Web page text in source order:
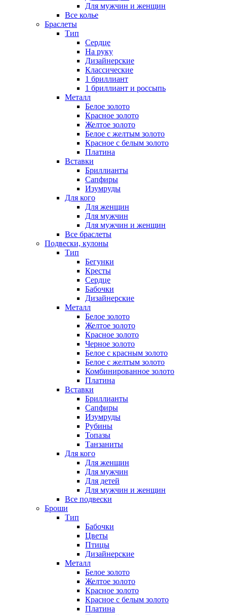
Для мужчин и женщин
Все колье
Браслеты
Тип
Сердце
На руку
Дизайнерские
Классические
1 бриллиант
1 бриллиант и россыпь
Металл
Белое золото
Красное золото
Желтое золото
Белое с желтым золото
Красное с белым золото
Платина
Вставки
Бриллианты
Сапфиры
Изумруды
Для кого
Для женщин
Для мужчин
Для мужчин и женщин
Все браслеты
Подвески, кулоны
Тип
Бегунки
Кресты
Сердце
Бабочки
Дизайнерские
Металл
Белое золото
Желтое золото
Красное золото
Черное золото
Белое с красным золото
Белое с желтым золото
Комбинированное золото
Платина
Вставки
Бриллианты
Сапфиры
Изумруды
Рубины
Топазы
Танзаниты
Для кого
Для женщин
Для мужчин
Для детей
Для мужчин и женщин
Все подвески
Броши
Тип
Бабочки
Цветы
Птицы
Дизайнерские
Металл
Белое золото
Желтое золото
Красное золото
Красное с белым золото
Платина